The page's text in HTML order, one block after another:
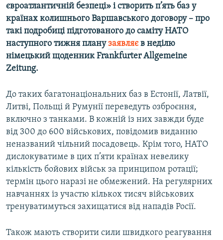
Усі сайти RFE/RL
євроатлантичній безпеці» і створить п’ять баз у
країнах колишнього Варшавського договору – про
такі подробиці підготованого до саміту НАТО
наступного тижня планузаявляєв неділю
німецький щоденник Frankfurter Allgemeine
Zeitung.
До таких багатонаціональних баз в Естонії, Латвії,
Литві, Польщі й Румунії переведуть озброєння,
включно з танками. В кожній із них завжди буде
від 300 до 600 військових, повідомив виданню
неназваний чільний посадовець. Крім того, НАТО
дислокуватиме в цих п’яти країнах невелику
кількість бойових військ за принципом ротації;
термін цього наразі не обмежений. На регулярних
навчаннях із участю кількох тисяч військових
тренуватимуться захищатися від нападів Росії.
Також мають створити сили швидкого реагування